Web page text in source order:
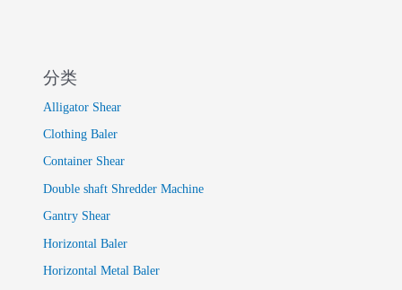
分类
Alligator Shear
Clothing Baler
Container Shear
Double shaft Shredder Machine
Gantry Shear
Horizontal Baler
Horizontal Metal Baler